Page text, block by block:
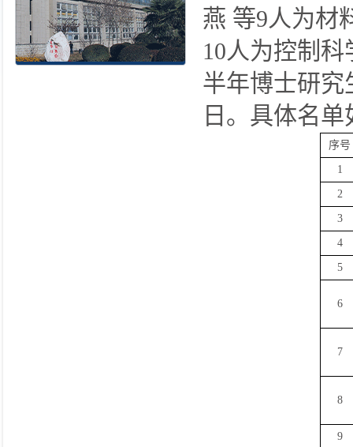
燕 等9人为材
10人为控制
半年博士研究
日。具体名单
序号
1
2
3
4
5
6
7
8
9